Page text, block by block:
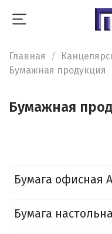
Главная
Бумажная продукция
Бумажная
Бумага офисная
Бумага